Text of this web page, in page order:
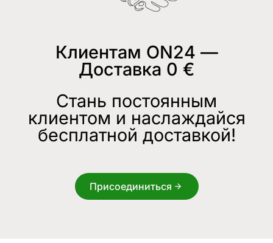
Клиентам ON24 —
Доставка 0 €
Стань постоянным
клиентом и наслаждайся
бесплатной доставкой!
Присоединиться